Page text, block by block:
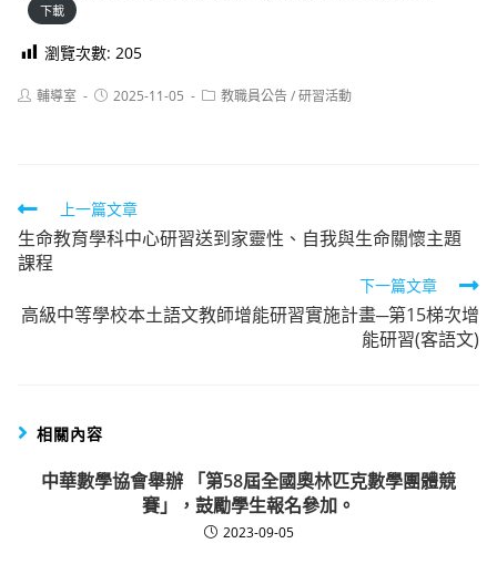
下載
瀏覽次數: 205
Post輔導室
Post2025-11-05
Post教職員公告/研習活動
Read
more
articles
上一篇文章
生命教育學科中心研習送到家靈性、自我與生命關懷主題
課程
下一篇文章
高級中等學校本土語文教師增能研習實施計畫─第15梯次增
能研習(客語文)
相關內容
中華數學協會舉辦 「第58屆全國奧林匹克數學團體競
賽」，鼓勵學生報名參加。
2023-09-05